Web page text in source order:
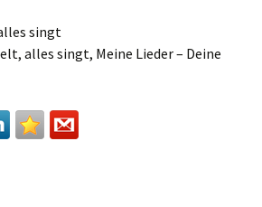
singt
alles singt, Meine Lieder – Deine